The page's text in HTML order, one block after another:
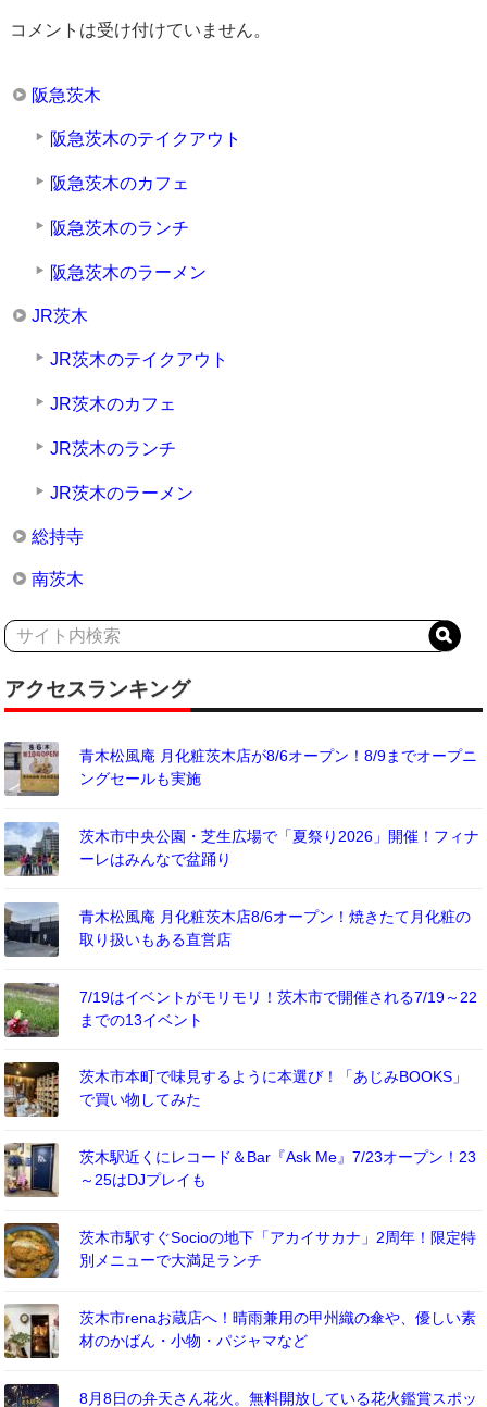
コメントは受け付けていません。
阪急茨木
阪急茨木のテイクアウト
阪急茨木のカフェ
阪急茨木のランチ
阪急茨木のラーメン
JR茨木
JR茨木のテイクアウト
JR茨木のカフェ
JR茨木のランチ
JR茨木のラーメン
総持寺
南茨木
アクセスランキング
青木松風庵 月化粧茨木店が8/6オープン！8/9までオープニ
ングセールも実施
茨木市中央公園・芝生広場で「夏祭り2026」開催！フィナ
ーレはみんなで盆踊り
青木松風庵 月化粧茨木店8/6オープン！焼きたて月化粧の
取り扱いもある直営店
7/19はイベントがモリモリ！茨木市で開催される7/19～22
までの13イベント
茨木市本町で味見するように本選び！「あじみBOOKS」
で買い物してみた
茨木駅近くにレコード＆Bar『Ask Me』7/23オープン！23
～25はDJプレイも
茨木市駅すぐSocioの地下「アカイサカナ」2周年！限定特
別メニューで大満足ランチ
茨木市renaお蔵店へ！晴雨兼用の甲州織の傘や、優しい素
材のかばん・小物・パジャマなど
8月8日の弁天さん花火。無料開放している花火鑑賞スポッ